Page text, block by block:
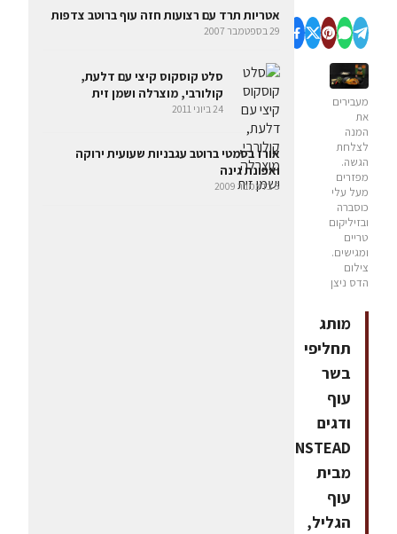
מעבירים
את
המנה
לצלחת
הגשה.
מפזרים
מעל עלי
כוסברה
ובזיליקום
טריים
ומגישים.
צילום
הדס ניצן
מותג
תחליפי
בשר
עוף
ודגים
INSTEAD
מבית
עוף
הגליל,
אטריות תרד עם רצועות חזה עוף ברוטב צדפות
29 בספטמבר 2007
סלט קוסקוס קיצי עם דלעת,
קולורבי, מוצרלה ושמן זית
24 ביוני 2011
אורז בסמטי ברוטב עגבניות שעועית ירוקה
ואפונת גינה
5 בדצמבר 2009